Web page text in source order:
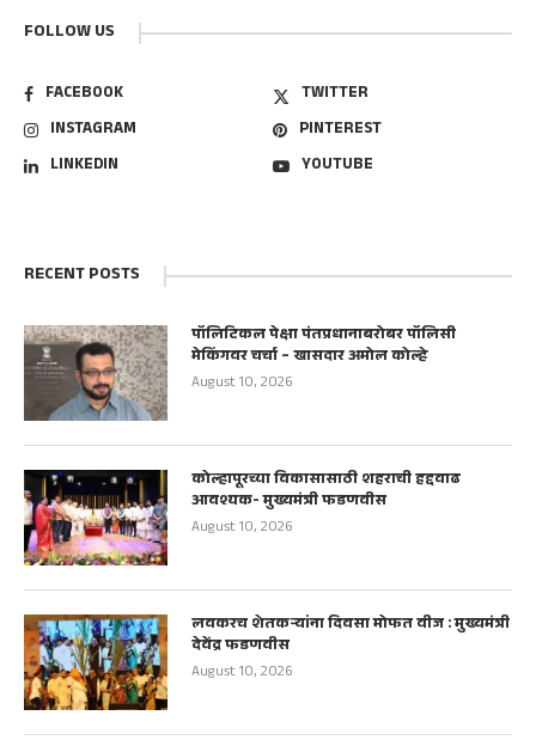
FOLLOW US
FACEBOOK
TWITTER
INSTAGRAM
PINTEREST
LINKEDIN
YOUTUBE
RECENT POSTS
पॉलिटिकल पेक्षा पंतप्रधानाबरोबर पॉलिसी
मेकिंगवर चर्चा – खासदार अमोल कोल्हे
August 10, 2026
कोल्हापूरच्या विकासासाठी शहराची हद्दवाढ
आवश्यक- मुख्यमंत्री फडणवीस
August 10, 2026
लवकरच शेतकऱ्यांना दिवसा मोफत वीज : मुख्यमंत्री
देवेंद्र फडणवीस
August 10, 2026